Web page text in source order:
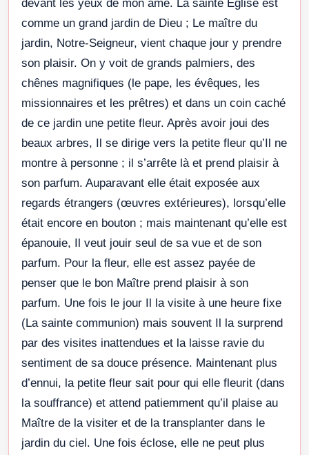
devant les yeux de mon âme. La sainte Église est
comme un grand jardin de Dieu ; Le maître du
jardin, Notre-Seigneur, vient chaque jour y prendre
son plaisir. On y voit de grands palmiers, des
chênes magnifiques (le pape, les évêques, les
missionnaires et les prêtres) et dans un coin caché
de ce jardin une petite fleur. Après avoir joui des
beaux arbres, Il se dirige vers la petite fleur qu’Il ne
montre à personne ; il s’arrête là et prend plaisir à
son parfum. Auparavant elle était exposée aux
regards étrangers (œuvres extérieures), lorsqu’elle
était encore en bouton ; mais maintenant qu’elle est
épanouie, Il veut jouir seul de sa vue et de son
parfum. Pour la fleur, elle est assez payée de
penser que le bon Maître prend plaisir à son
parfum. Une fois le jour Il la visite à une heure fixe
(La sainte communion) mais souvent Il la surprend
par des visites inattendues et la laisse ravie du
sentiment de sa douce présence. Maintenant plus
d’ennui, la petite fleur sait pour qui elle fleurit (dans
la souffrance) et attend patiemment qu’il plaise au
Maître de la visiter et de la transplanter dans le
jardin du ciel. Une fois éclose, elle ne peut plus